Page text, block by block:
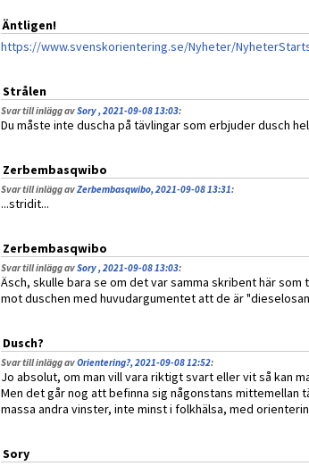
Äntligen!
https://www.svenskorientering.se/Nyheter/
Strålen
Svar till inlägg avSory , 2021-09-08 13:03:
Du måste inte duscha på tävlingar som erbjuder dusch
Zerbembasqwibo
Svar till inlägg avZerbembasqwibo, 2021-09-08 13:31:
...stridit...
Zerbembasqwibo
Svar till inlägg avSory , 2021-09-08 13:03:
Äsch, skulle bara se om det var samma skribent här
mot duschen med huvudargumentet att de är
Dusch?
Svar till inlägg avOrientering?, 2021-09-08 12:52:
Jo absolut, om man vill vara riktigt svart eller vit så kan
Men det går nog att befinna sig någonstans mittemellan
massa andra vinster, inte minst i folkhälsa, med
Sory